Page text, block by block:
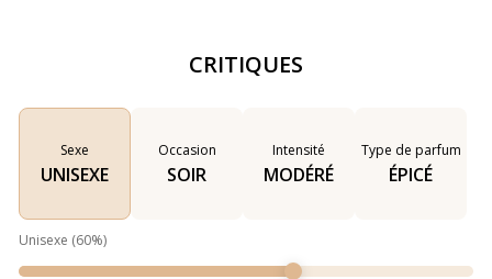
CRITIQUES
Sexe
UNISEXE
Occasion
SOIR
Intensité
MODÉRÉ
Type de parfum
ÉPICÉ
Unisexe (60%)